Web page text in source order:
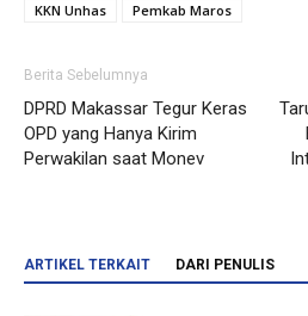
KKN Unhas
Pemkab Maros
Berita Sebelumnya
DPRD Makassar Tegur Keras
OPD yang Hanya Kirim
Perwakilan saat Monev
ARTIKEL TERKAIT DARI PENULIS